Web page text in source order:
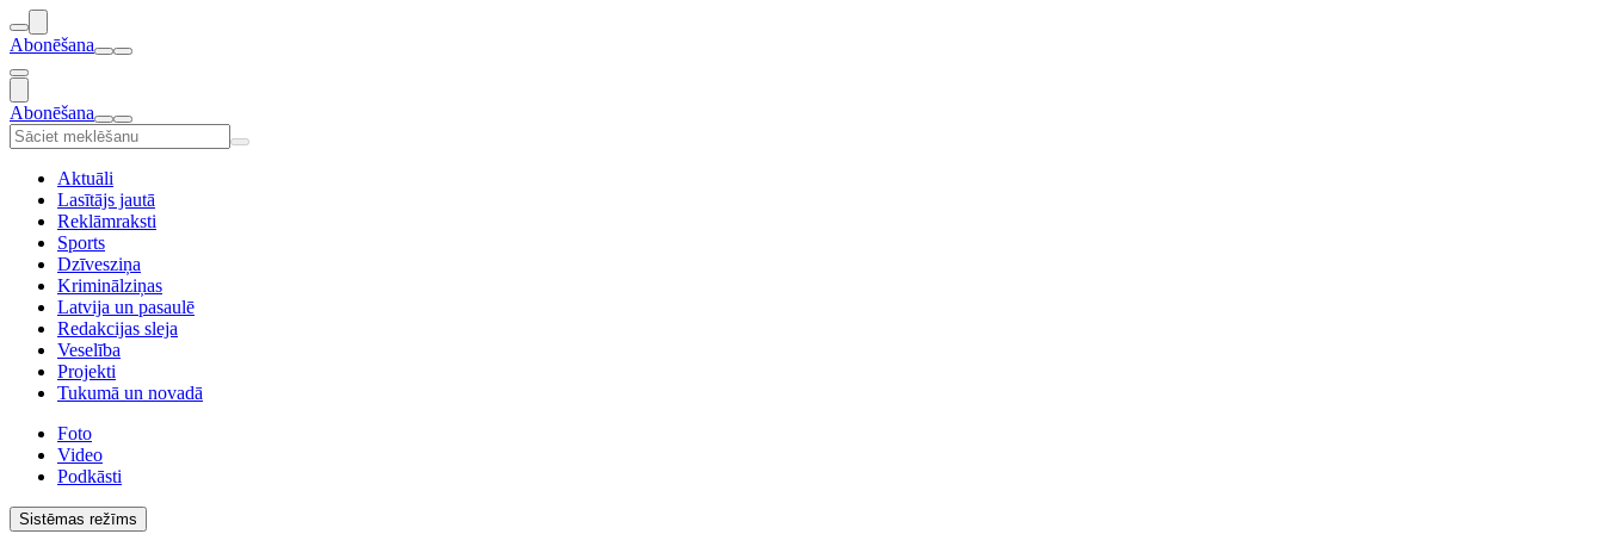
Abonēšana
Abonēšana
Aktuāli
Lasītājs jautā
Reklāmraksti
Sports
Dzīvesziņa
Kriminālziņas
Latvija un pasaulē
Redakcijas sleja
Veselība
Projekti
Tukumā un novadā
Foto
Video
Podkāsti
Sistēmas režīms